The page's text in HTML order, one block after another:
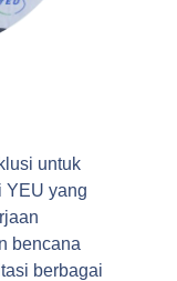
untuk
YEU yang
bencana
berbagai